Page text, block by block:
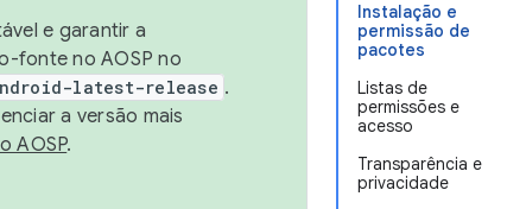
Instalação e
permissão de
pacotes
Listas de
permissões e
acesso
Transparência e
privacidade
e garantir a
fonte no AOSP no
latest-release .
a versão mais
AOSP.